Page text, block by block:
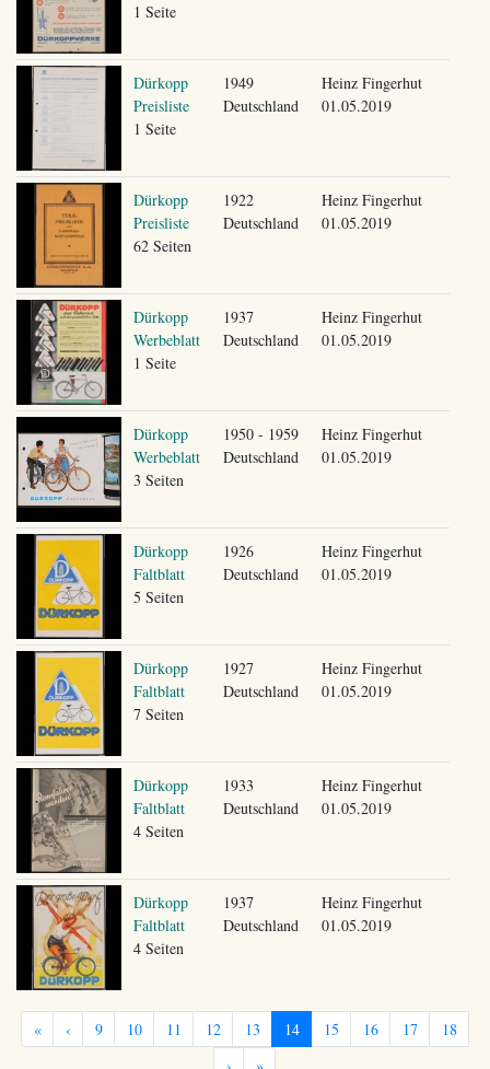
1 Seite
Dürkopp
Preisliste
1 Seite
1949
Deutschland
Heinz Fingerhut
01.05.2019
Dürkopp
Preisliste
62 Seiten
1922
Deutschland
Heinz Fingerhut
01.05.2019
Dürkopp
Werbeblatt
1 Seite
1937
Deutschland
Heinz Fingerhut
01.05.2019
Dürkopp
Werbeblatt
3 Seiten
1950 - 1959
Deutschland
Heinz Fingerhut
01.05.2019
Dürkopp
Faltblatt
5 Seiten
1926
Deutschland
Heinz Fingerhut
01.05.2019
Dürkopp
Faltblatt
7 Seiten
1927
Deutschland
Heinz Fingerhut
01.05.2019
Dürkopp
Faltblatt
4 Seiten
1933
Deutschland
Heinz Fingerhut
01.05.2019
Dürkopp
Faltblatt
4 Seiten
1937
Deutschland
Heinz Fingerhut
01.05.2019
« ‹ 9 10 11 12 13 14 15 16 17
18
›
»